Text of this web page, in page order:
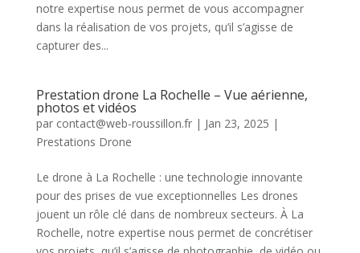
notre expertise nous permet de vous accompagner
dans la réalisation de vos projets, qu’il s’agisse de
capturer des...
Prestation drone La Rochelle – Vue aérienne,
photos et vidéos
par contact@web-roussillon.fr| Jan 23, 2025 |
Prestations Drone
Le drone à La Rochelle : une technologie innovante
pour des prises de vue exceptionnelles Les drones
jouent un rôle clé dans de nombreux secteurs. À La
Rochelle, notre expertise nous permet de concrétiser